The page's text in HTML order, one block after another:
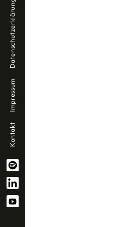
Kontakt
Impressum
Datenschutzerklärung